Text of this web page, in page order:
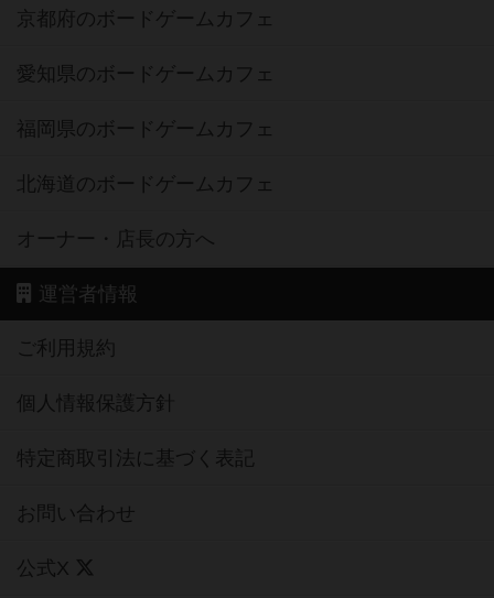
京都府のボードゲームカフェ
愛知県のボードゲームカフェ
福岡県のボードゲームカフェ
北海道のボードゲームカフェ
オーナー・店長の方へ
運営者情報
ご利用規約
個人情報保護方針
特定商取引法に基づく表記
お問い合わせ
公式X